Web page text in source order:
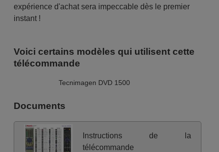
expérience d'achat sera impeccable dès le premier
instant !
Voici certains modèles qui utilisent cette
télécommande
Tecnimagen DVD 1500
Documents
Instructions de la
télécommande